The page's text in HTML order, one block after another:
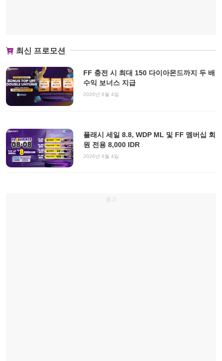
최신 프로모션
FF 충전 시 최대 150 다이아몬드까지 두 배
수익 보너스 지급
2026년 8월 4일
플래시 세일 8.8, WDP ML 및 FF 멤버십 회
원 전용 8,000 IDR
2026년 8월 4일
광고